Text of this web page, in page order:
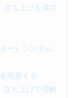
立ち上げを成功
ー）システム
用意する
立ち上げで理解